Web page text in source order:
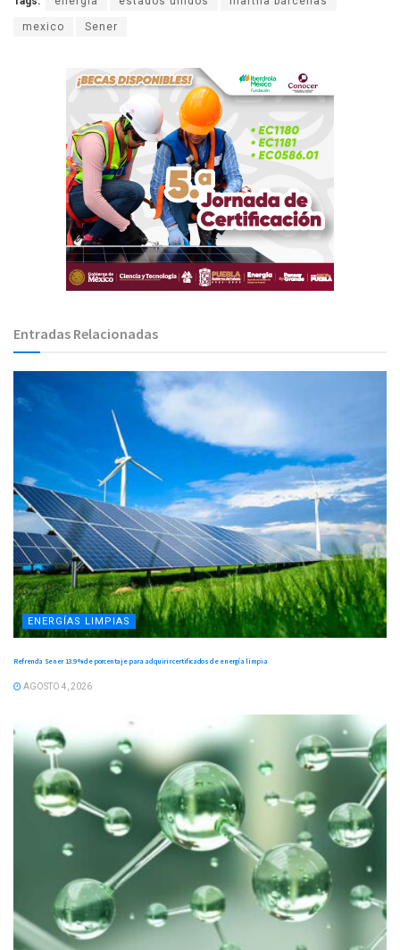
mexico Sener
Entradas Relacionadas
ENERGÍAS LIMPIAS
Refrenda Sener 13.9 % de porcentaje para adquirir certificados de energía limpia
AGOSTO 4, 2026